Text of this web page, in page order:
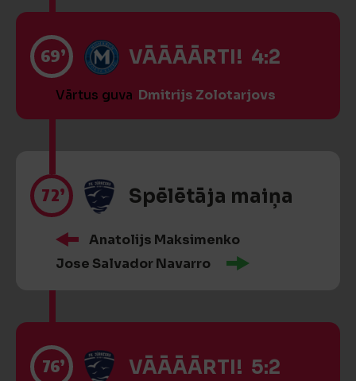
69’ VĀĀĀĀRTI! 4:2
Vārtus guva Dmitrijs Zolotarjovs
72’ Spēlētāja maiņa
Anatolijs Maksimenko
Jose Salvador Navarro
76’ VĀĀĀĀRTI! 5:2